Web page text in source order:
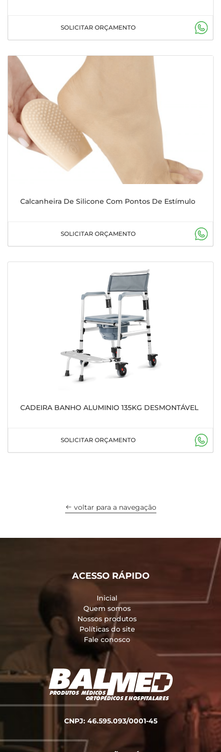
SOLICITAR ORÇAMENTO
Calcanheira De Silicone Com Pontos De Estímulo
SOLICITAR ORÇAMENTO
CADEIRA BANHO ALUMINIO 135KG DESMONTÁVEL
SOLICITAR ORÇAMENTO
voltar para a navegação
ACESSO RÁPIDO
Inicial
Quem somos
Nossos produtos
Políticas do site
Fale conosco
CNPJ: 46.595.093/0001-45